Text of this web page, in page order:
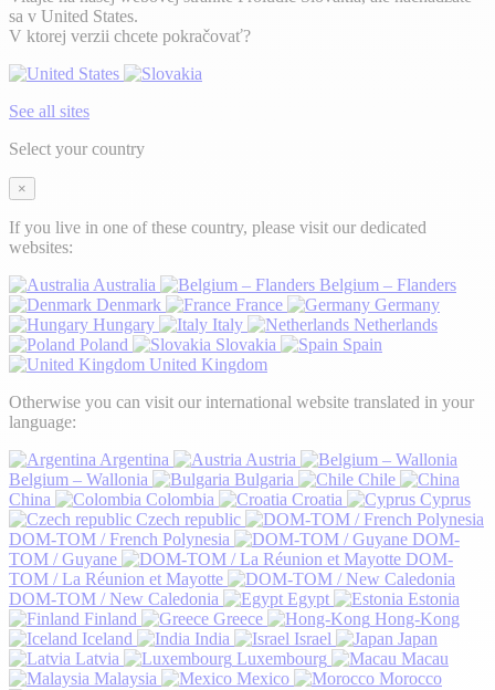
sa v United States.
V ktorej verzii chcete pokračovať?
See all sites
Select your country
×
If you live in one of these country, please visit our dedicated
websites:
Australia
Belgium – Flanders
Denmark
France
Germany
Hungary
Italy
Netherlands
Poland
Slovakia
Spain
United Kingdom
Otherwise you can visit our international website translated in your
language:
Argentina
Austria
Belgium – Wallonia
Bulgaria
Chile
China
Colombia Croatia
Cyprus
Czech republic
DOM-TOM / French Polynesia
DOM-
TOM / Guyane
DOM-
TOM / La Réunion et Mayotte
DOM-TOM / New Caledonia
Egypt
Estonia
Finland
Greece
Hong-Kong
Iceland
India Israel
Japan
Latvia
Luxembourg
Macau
Malaysia
Mexico
Morocco